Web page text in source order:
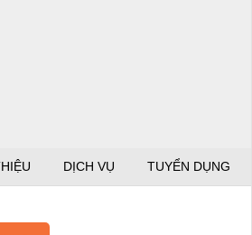
DỊCH VỤ TUYỂN DỤNG